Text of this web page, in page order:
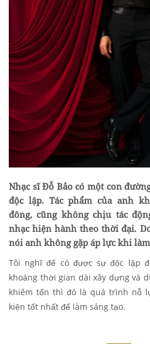
Nhạc sĩ Đỗ Bảo có một con
độc lập. Tác phẩm của anh
đông, cũng không chịu tác
nhạc hiện hành theo thời đại.
nói anh không gặp áp lực khi
Tôi nghĩ để có được sự độc lập
khoảng thời gian dài xây dựng và
khiêm tốn thì đó là quá trình nỗ
kiện tốt nhất để làm sáng tạo.